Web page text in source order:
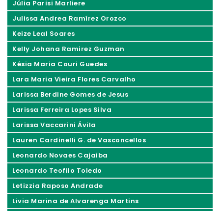
Júlia Parisi Marliere
Julissa Andrea Ramírez Orozco
Keize Leal Soares
Kelly Johana Ramirez Guzman
Késia Maria Couri Guedes
Lara Maria Vieira Flores Carvalho
Larissa Berdine Gomes de Jesus
Larissa Ferreira Lopes Silva
Larissa Vaccarini Ávila
Lauren Cardinelli G. de Vasconcellos
Leonardo Novaes Cajaiba
Leonardo Teofilo Toledo
Letizzia Raposo Andrade
Livia Marina de Alvarenga Martins